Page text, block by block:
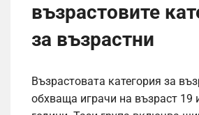
възрастовите
за възрастни
Възрастовата категория за
обхваща играчи на възраст 19